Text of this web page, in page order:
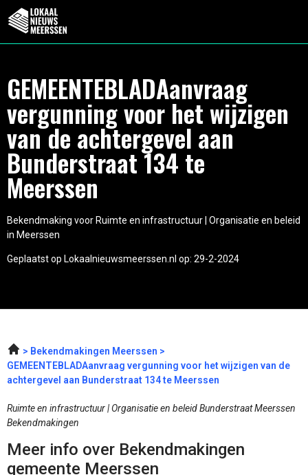
GEMEENTEBLADAanvraag
vergunning voor het wijzigen
van de achtergevel aan
Bunderstraat 134 te
Meerssen
Bekendmaking voor Ruimte en infrastructuur | Organisatie en beleid
in Meerssen
Geplaatst op Lokaalnieuwsmeerssen.nl op: 29-2-2024
Bekendmakingen Meerssen
GEMEENTEBLADAanvraag vergunning voor het wijzigen van de
achtergevel aan Bunderstraat 134 te Meerssen
Ruimte en infrastructuur | Organisatie en beleid Bunderstraat Meerssen
Bekendmakingen
Meer info over Bekendmakingen
gemeente Meerssen